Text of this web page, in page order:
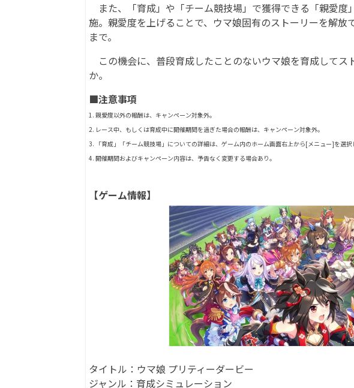
また、「育成」や「チーム競技場」で獲得できる「親愛度
施。親愛度を上げることで、ウマ娘固有のストーリーを解
まで。
この機会に、普段育成したことのないウマ娘を育成してス
か。
■注意事項
1. 親愛度以外の報酬は、キャンペーン対象外。
2. レース中、もしくは育成中に開催期間を過ぎた場合の報酬は、キャンペーン対象外。
3. 「育成」「チーム競技場」についての詳細は、ゲーム内のホーム画面右上から[メニュー]を選
4. 開催期間およびキャンペーン内容は、予告なく変更する場合あり。
【ゲーム情報】
タイトル：ウマ娘 プリティーダービー
ジャンル：育成シミュレーション